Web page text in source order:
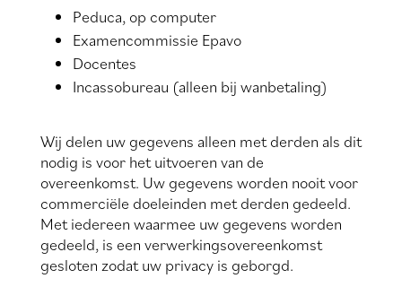
Peduca, op computer
Examencommissie Epavo
Docentes
Incassobureau (alleen bij wanbetaling)
Wij delen uw gegevens alleen met derden als dit
nodig is voor het uitvoeren van de
overeenkomst. Uw gegevens worden nooit voor
commerciële doeleinden met derden gedeeld.
Met iedereen waarmee uw gegevens worden
gedeeld, is een verwerkingsovereenkomst
gesloten zodat uw privacy is geborgd.